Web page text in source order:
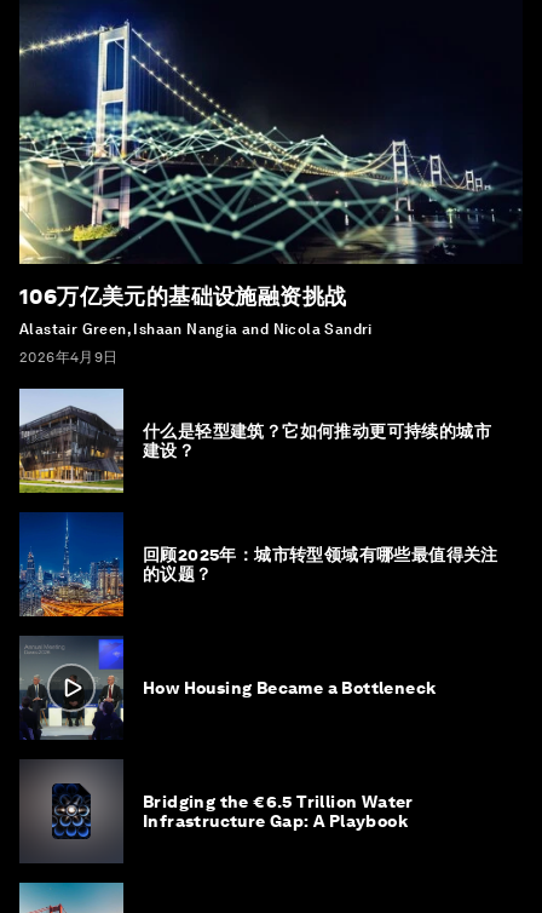
106万亿美元的基础设施融资挑战
Alastair Green, Ishaan Nangia and Nicola Sandri
2026年4月9日
什么是轻型建筑？它如何推动更可持续的城市
建设？
回顾2025年：城市转型领域有哪些最值得关注
的议题？
How Housing Became a Bottleneck
Bridging the €6.5 Trillion Water
Infrastructure Gap: A Playbook